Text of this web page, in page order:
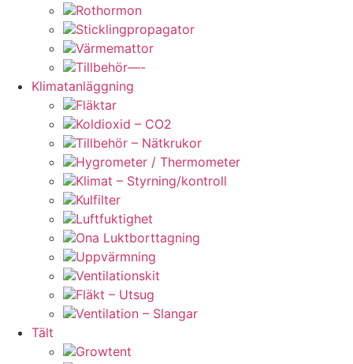
Rothormon
Sticklingpropagator
Värmemattor
Tillbehör—-
Klimatanläggning
Fläktar
Koldioxid – CO2
Tillbehör – Nätkrukor
Hygrometer / Thermometer
Klimat – Styrning/kontroll
Kulfilter
Luftfuktighet
Ona Luktborttagning
Uppvärmning
Ventilationskit
Fläkt – Utsug
Ventilation – Slangar
Tält
Growtent